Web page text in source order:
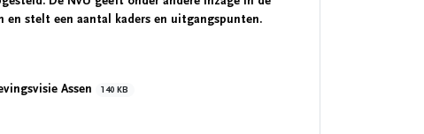
en stelt een aantal kaders en uitgangspunten.
Assen
140 KB